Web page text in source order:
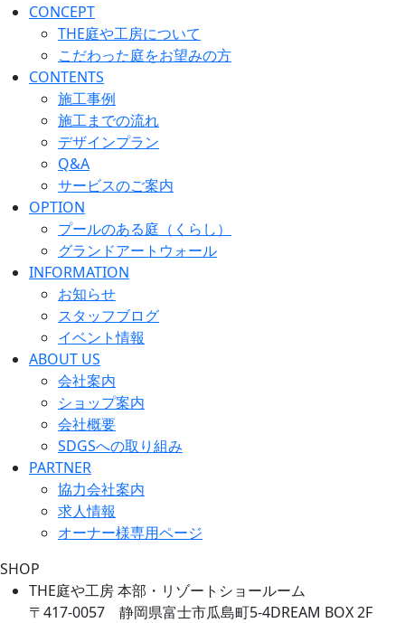
CONCEPT
THE庭や工房について
こだわった庭をお望みの方
CONTENTS
施工事例
施工までの流れ
デザインプラン
Q&A
サービスのご案内
OPTION
プールのある庭（くらし）
グランドアートウォール
INFORMATION
お知らせ
スタッフブログ
イベント情報
ABOUT US
会社案内
ショップ案内
会社概要
SDGSへの取り組み
PARTNER
協力会社案内
求人情報
オーナー様専用ページ
SHOP
THE庭や工房 本部・リゾートショールーム
〒417-0057 静岡県富士市瓜島町5-4DREAM BOX 2F